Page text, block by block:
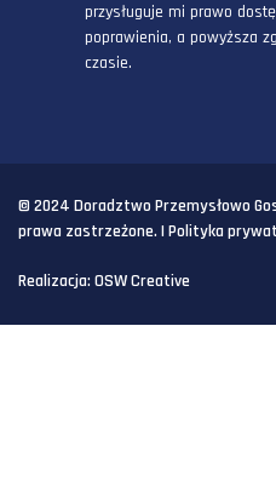
przysługuje mi prawo
poprawienia, a powyższa
czasie.
© 2024 Doradztwo Przemysłowo
prawa zastrzeżone. | Polityka
Realizacja: OSW Creative